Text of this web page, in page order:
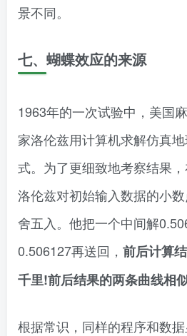
景不同。
七、蝴蝶效应的来源
1963年的一次试验中，美国
家洛伦兹用计算机求解仿真
式。为了更细致地考察结果
洛伦兹对初始输入数据的小
舍五入。他把一个中间解
0.506127再送回， 前后计算
千里!前后结果的两条曲线相
根据常识，同样的程序和数